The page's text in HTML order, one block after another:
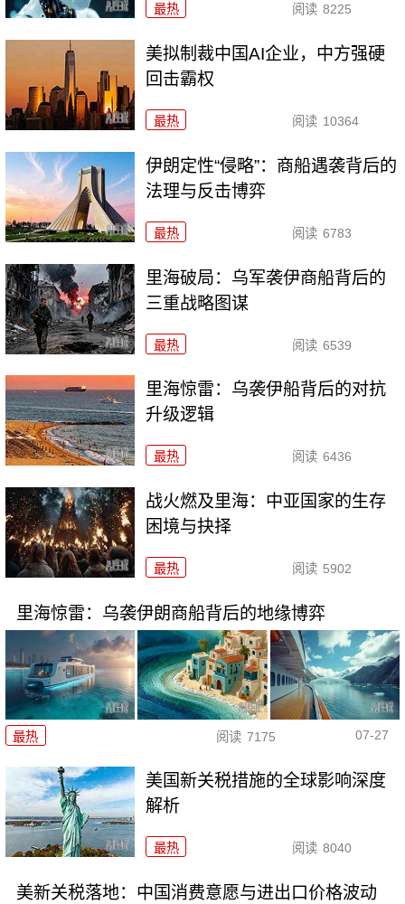
最热 阅读 8225
美拟制裁中国AI企业，中方强硬
回击霸权
最热 阅读 10364
伊朗定性“侵略”：商船遇袭背后的
法理与反击博弈
最热 阅读 6783
里海破局：乌军袭伊商船背后的
三重战略图谋
最热 阅读 6539
里海惊雷：乌袭伊船背后的对抗
升级逻辑
最热 阅读 6436
战火燃及里海：中亚国家的生存
困境与抉择
最热 阅读 5902
里海惊雷：乌袭伊朗商船背后的地缘博弈
最热 阅读 7175 07-27
美国新关税措施的全球影响深度
解析
最热 阅读 8040
美新关税落地：中国消费意愿与进出口价格波动